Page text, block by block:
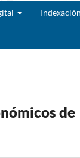
de